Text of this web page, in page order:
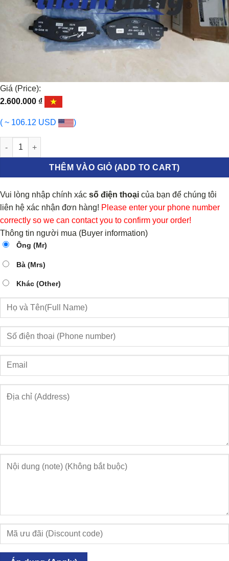
Giá (Price):
2.600.000 ₫
( ~ 106.12 USD )
BỐ THẮNG SAU FORD RAPTOR 2018-2023 | JB3C2M007AB số
THÊM VÀO GIỎ (ADD TO CART)
Vui lòng nhập chính xác số điện thoại của bạn để chúng tôi
liên hệ xác nhận đơn hàng! Please enter your phone number
correctly so we can contact you to confirm your order!
Thông tin người mua (Buyer information)
Ông (Mr)
Bà (Mrs)
Khác (Other)